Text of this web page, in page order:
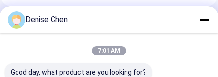
المنتجات الموصى بها
Denise Chen
7:01 AM
Good day, what product are you looking for?